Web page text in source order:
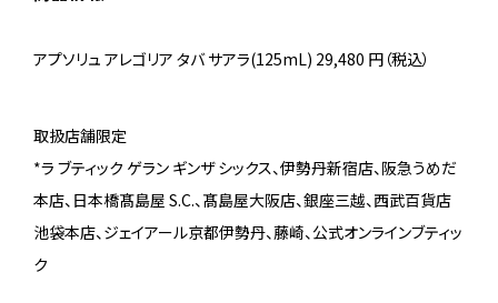
アプソリュ アレゴリア タバ サアラ(125mL) 29,480 円（税込）
取扱店舗限定
*ラ ブティック ゲラン ギンザ シックス、伊勢丹新宿店、阪急うめだ
本店、日本橋髙島屋 S.C.、髙島屋大阪店、銀座三越、西武百貨店
池袋本店、ジェイアール京都伊勢丹、藤崎、公式オンラインブティッ
ク